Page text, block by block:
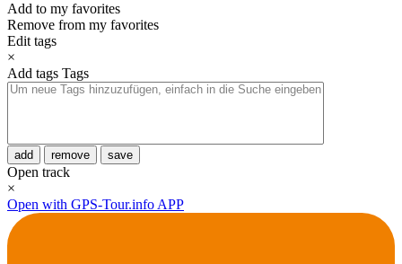
Add to my favorites
Remove from my favorites
Edit tags
×
Add tags Tags
add remove save
Open track
×
Open with GPS-Tour.info APP